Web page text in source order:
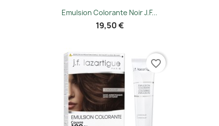
Emulsion Colorante Noir J.f...
19,50 €
favorite_border